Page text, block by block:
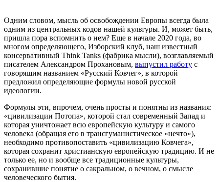
Одним словом, мысль об освобождении Европы всегда была
одним из центральных кодов нашей культуры. И, может быть,
пришла пора вспомнить о нем? Еще в начале 2020 года, во
многом определяющего, Изборский клуб, наш известный
консервативный Think Tanks (фабрика мысли), возглавляемый
писателем Александром Прохановым, выпустил работу с
говорящим названием «Русский Ковчег», в которой
предложил определяющие формулы новой русской
идеологии.
Формулы эти, впрочем, очень просты и понятны из названия:
«цивилизации Потопа», которой стал современный Запад и
которая уничтожает всю европейскую культуру и самого
человека (обращая его в трансгуманистическое «нечто»),
необходимо противопоставить «цивилизацию Ковчега»,
которая сохранит христианскую европейскую традицию. И не
только ее, но и вообще все традиционные культуры,
сохранившие понятие о сакральном, о вечном, о смысле
человеческого бытия.